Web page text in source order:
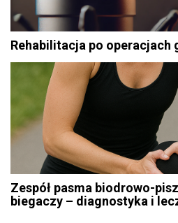
Rehabilitacja po operacjach
Zespół pasma biodrowo-
biegaczy – diagnostyka i